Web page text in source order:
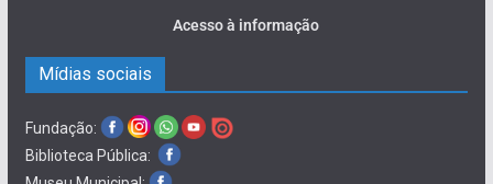
Acesso à informação
Mídias sociais
Fundação:
Biblioteca Pública: